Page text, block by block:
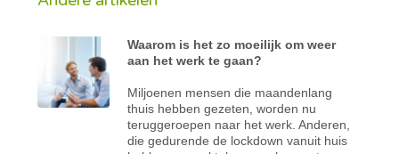
Waarom is het zo moeilijk om weer
aan het werk te gaan?
Miljoenen mensen die maandenlang
thuis hebben gezeten, worden nu
teruggeroepen naar het werk. Anderen,
die gedurende de lockdown vanuit huis